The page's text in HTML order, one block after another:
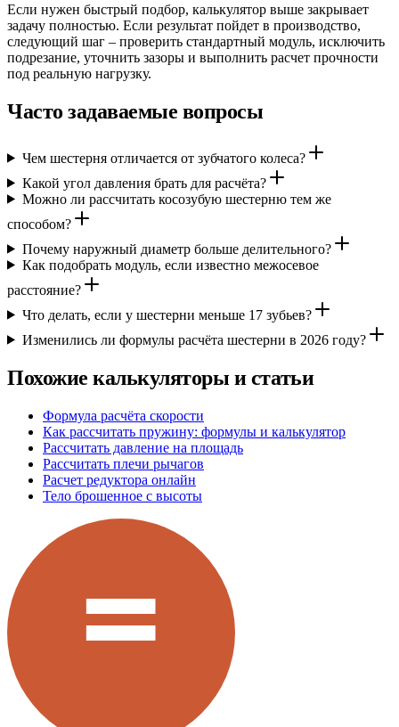
Если нужен быстрый подбор, калькулятор выше закрывает
задачу полностью. Если результат пойдет в производство,
следующий шаг – проверить стандартный модуль, исключить
подрезание, уточнить зазоры и выполнить расчет прочности
под реальную нагрузку.
Часто задаваемые вопросы
Чем шестерня отличается от зубчатого колеса?
Какой угол давления брать для расчёта?
Можно ли рассчитать косозубую шестерню тем же
способом?
Почему наружный диаметр больше делительного?
Как подобрать модуль, если известно межосевое
расстояние?
Что делать, если у шестерни меньше 17 зубьев?
Изменились ли формулы расчёта шестерни в 2026 году?
Похожие калькуляторы и статьи
Формула расчёта скорости
Как рассчитать пружину: формулы и калькулятор
Рассчитать давление на площадь
Рассчитать плечи рычагов
Расчет редуктора онлайн
Тело брошенное с высоты